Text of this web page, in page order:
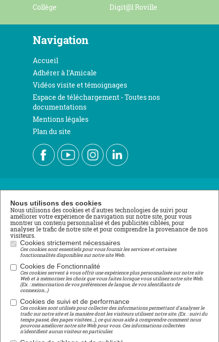
Collège
Digit@l Roville
Navigation
Accueil
Adhérer à l'Amicale
Vidéos visite et témoignages
Espace de téléchargement - Toutes nos
documentations
Mentions légales
Plan du site
Nous contacter
École de Roville
3 rue du Stade
88700 ROVILLE AUX CHÊNES
Tél : 03 29 65 11 04
lycee@roville.fr
Centre de Formation Professionnelle
Girondel
88700 SAINT-MAURICE-SUR-MORTAGNE
Tél : 03 29 65 04 29
cfp@roville.fr
Nous utilisons des cookies
Nous utilisons des cookies et d'autres technologies de suivi pour
améliorer votre expérience de navigation sur notre site, pour vous
montrer un contenu personnalisé et des publicités ciblées, pour
analyser le trafic de notre site et pour comprendre la provenance de nos
visiteurs.
Cookies strictement nécessaires
Ces cookies sont essentiels pour vous fournir les services et certaines
fonctionnalités disponibles sur notre site Web.
Cookies de Fonctionnalité
Ces cookies servent à vous offrir une expérience plus personnalisée sur notre site
Web et à mémoriser les choix que vous faites lorsque vous utilisez notre site Web.
(Ex. : mémorisation de vos préférences de langue, de vos identifiants de
connexion...)
Cookies de suivi et de performance
Ces cookies sont utilisés pour collecter des informations permettant d'analyser le
trafic sur notre site et la manière dont les visiteurs utilisent notre site. (Ex. : suivi du
temps passé, des pages visitées...), ce qui nous aide à comprendre comment nous
pouvons améliorer notre site Web pour vous. Ces informations collectées
n'identifient aucun visiteur en particulier.